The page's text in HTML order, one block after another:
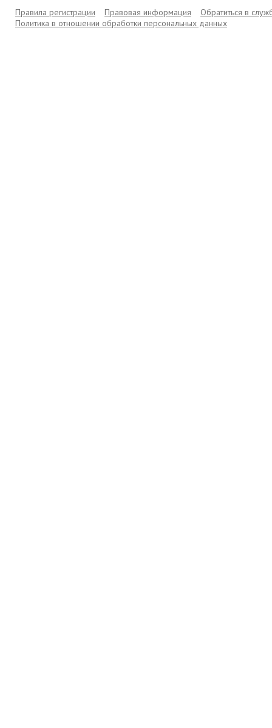
Правила регистрации Правовая информация
Обратиться в
Политика в отношении обработки персональных данных